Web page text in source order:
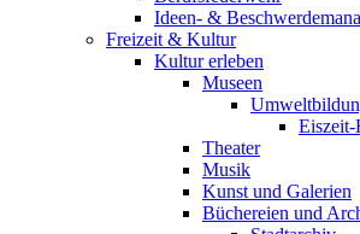
Ideen- &
Freizeit & Kultur
Kultur erleben
Museen
Eiszeit-
Theater
Musik
Kunst und Galerien
Büchereien und